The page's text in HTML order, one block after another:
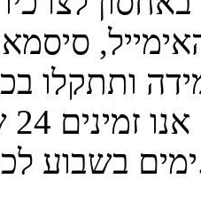
ותתקלו